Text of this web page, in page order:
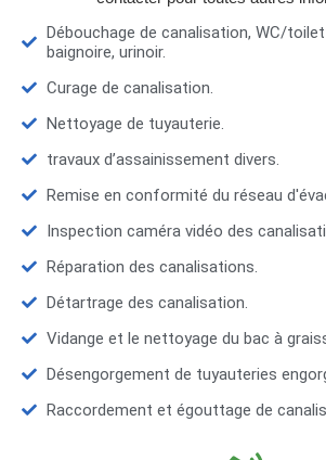
Débouchage de canalisation, WC/
baignoire, urinoir.
Curage de canalisation.
Nettoyage de tuyauterie.
travaux d’assainissement divers.
Remise en conformité du réseau
Inspection caméra vidéo des
Réparation des canalisations.
Détartrage des canalisation.
Vidange et le nettoyage du bac à
Désengorgement de tuyauteries
Raccordement et égouttage de